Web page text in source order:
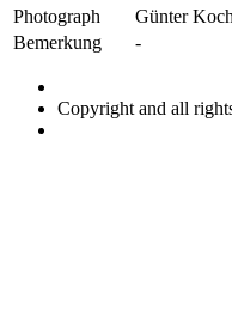
Photograph
Günter Koch
Bemerkung
-
Copyright and all